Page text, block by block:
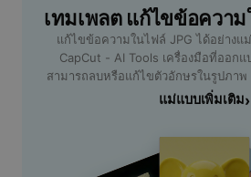
CapCut Pad
CapCut บนมือถือ
สตูดิโอวิดีโอ
ตัวสร้างวิดีโอ AI
Dreamina Seedance 2.5
เครื่องมือสร้างและแก้ไขวิดีโอ
เครื่องมือสร้างและแก้ไขรูปภาพ
เครื่องมือสร้างและแก้ไขเสียงพูด
อื่นๆ
โครงการริเริ่ม
พันธมิตร
โปรแกรมพันธมิตรเพื่อการสร้างส
แก้ไขข้อความในไฟล์ JPG ได้อย่างแ
CapCut - AI Tools เครื่องมือที่ออก
สามารถลบหรือแก้ไขตัวอักษรในรูปภาพ
ไม่ว่าคุณจะต้องการปรับเปลี่ยนเนื้อหา แ
ดาวน์โหลดโปรแกรมเพิ่มเติม พร้อมฟีเจอ
ทั้งมือใหม่และมืออาชีพ คุณสามารถอัป
แม่แบบเพิ่มเติม›